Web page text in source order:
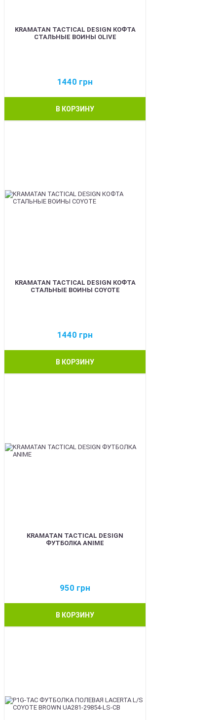
KRAMATAN TACTICAL DESIGN КОФТА
СТАЛЬНЫЕ ВОИНЫ OLIVE
1440 грн
В КОРЗИНУ
KRAMATAN TACTICAL DESIGN КОФТА
СТАЛЬНЫЕ ВОИНЫ COYOTE
1440 грн
В КОРЗИНУ
KRAMATAN TACTICAL DESIGN
ФУТБОЛКА ANIME
950 грн
В КОРЗИНУ